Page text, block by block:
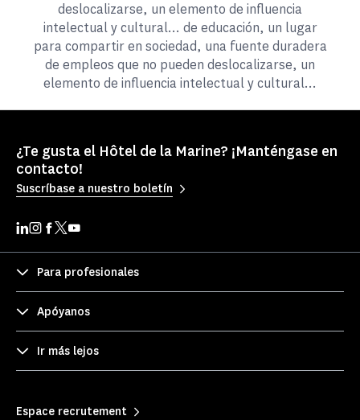
deslocalizarse, un elemento de influencia
intelectual y cultural... de educación, un lugar
para compartir en sociedad, una fuente duradera
de empleos que no pueden deslocalizarse, un
elemento de influencia intelectual y cultural...
¿Te gusta el Hôtel de la Marine? ¡Manténgase en
contacto!
Suscríbase a nuestro boletín
Para profesionales
Apóyanos
Ir más lejos
Espace recrutement